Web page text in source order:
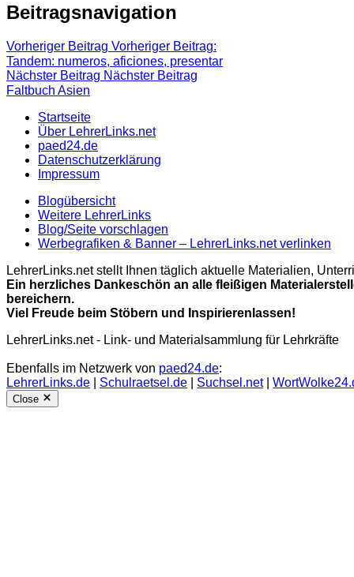
Beitragsnavigation
Vorheriger Beitrag Vorheriger Beitrag:
Tandem: numeros, aficiones, presentar
Nächster Beitrag Nächster Beitrag
Faltbuch Asien
Startseite
Über LehrerLinks.net
paed24.de
Datenschutzerklärung
Impressum
Blogübersicht
Weitere LehrerLinks
Blog/Seite vorschlagen
Werbegrafiken & Banner – LehrerLinks.net verlinken
LehrerLinks.net stellt Ihnen täglich aktuelle Materialien,
Ein herzliches Dankeschön an alle fleißigen
bereichern.
Viel Freude beim Stöbern und Inspirierenlassen!
LehrerLinks.net - Link- und Materialsammlung für Lehrkräfte
Ebenfalls im Netzwerk von paed24.de:
LehrerLinks.de
Schulraetsel.de Suchsel.net|
Close